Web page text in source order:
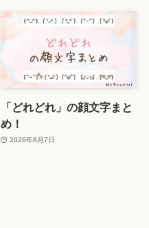
「どれどれ」の顔文字まと
め！
2026年8月7日